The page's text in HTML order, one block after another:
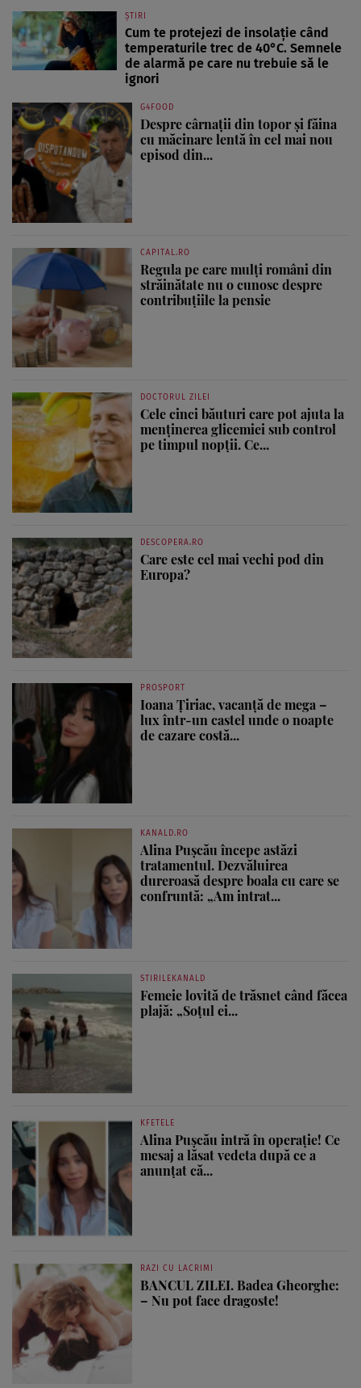
ȘTIRI
Cum te protejezi de insolație când
temperaturile trec de 40°C. Semnele
de alarmă pe care nu trebuie să le
ignori
G4FOOD
Despre cârnații din topor și făina
cu măcinare lentă în cel mai nou
episod din...
CAPITAL.RO
Regula pe care mulți români din
străinătate nu o cunosc despre
contribuțiile la pensie
DOCTORUL ZILEI
Cele cinci băuturi care pot ajuta la
menținerea glicemiei sub control
pe timpul nopții. Ce...
DESCOPERA.RO
Care este cel mai vechi pod din
Europa?
PROSPORT
Ioana Țiriac, vacanță de mega –
lux într-un castel unde o noapte
de cazare costă...
KANALD.RO
Alina Pușcău începe astăzi
tratamentul. Dezvăluirea
dureroasă despre boala cu care se
confruntă: „Am intrat...
STIRILEKANALD
Femeie lovită de trăsnet când făcea
plajă: „Soțul ei...
KFETELE
Alina Pușcău intră în operație! Ce
mesaj a lăsat vedeta după ce a
anunțat că...
RAZI CU LACRIMI
BANCUL ZILEI. Badea Gheorghe:
– Nu pot face dragoste!